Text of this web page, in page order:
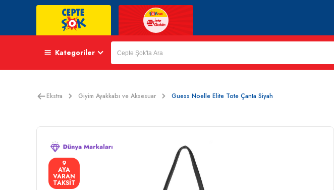
Kategoriler
Ekstra Giyim Ayakkabı ve Aksesuar Guess Noelle Elite Tote Çanta Siyah
9
AYA
VARAN
TAKSİT